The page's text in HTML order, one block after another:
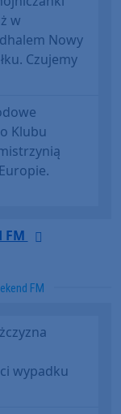
w
Nowy
Czujemy
Klubu
FM
FM
wypadku